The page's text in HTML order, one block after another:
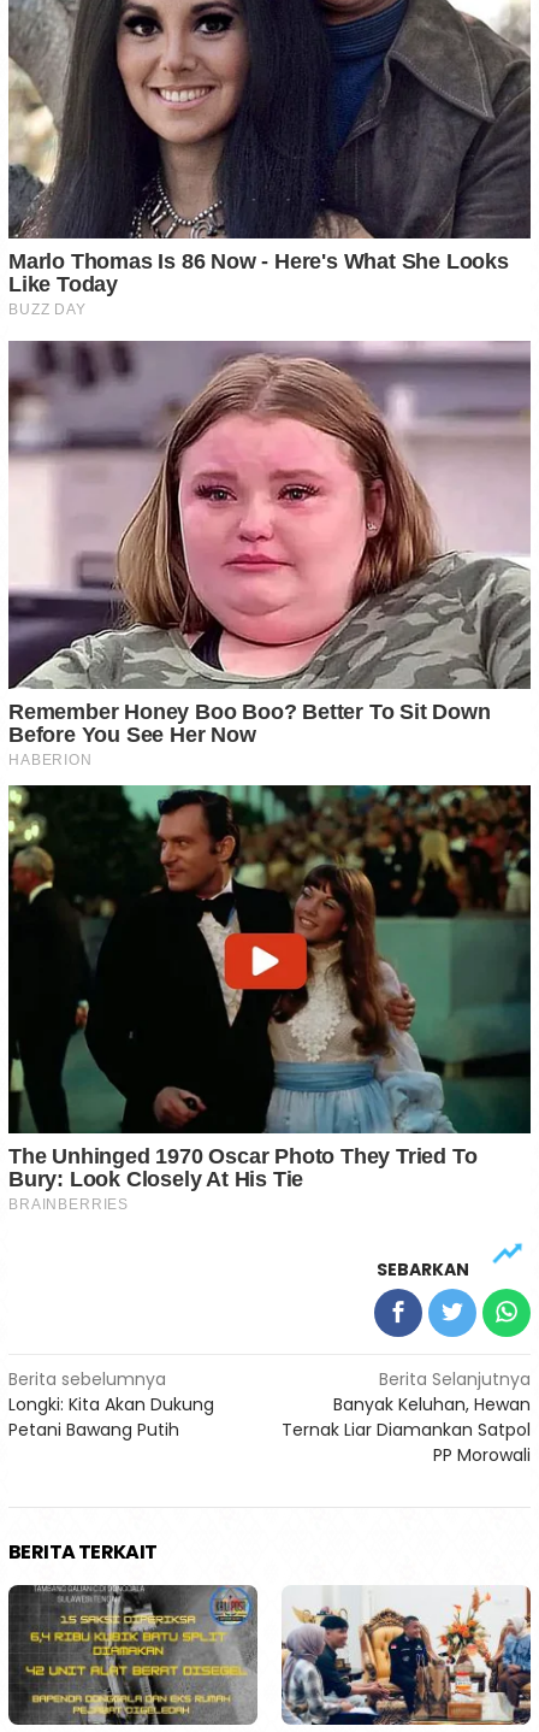
SEBARKAN
Navigasi
pos
Berita sebelumnya
Longki: Kita Akan Dukung
Petani Bawang Putih
Berita Selanjutnya
Banyak Keluhan, Hewan
Ternak Liar Diamankan Satpol
PP Morowali
BERITA TERKAIT